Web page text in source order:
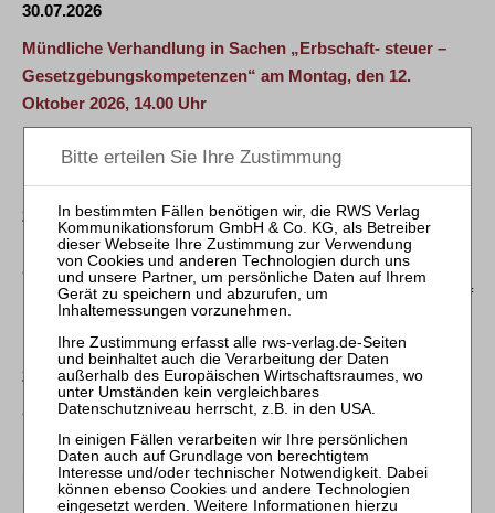
30.07.2026
Mündliche Verhandlung in Sachen „Erbschaft- steuer –
Gesetzgebungskompetenzen“ am Montag, den 12.
Oktober 2026, 14.00 Uhr
Pressemitteilung Nr. 48/2026 vom 30.07.2026 1 BvF 1/23 Der
Erste Senat des Bundesverfassungsgerichts …
29.07.2026
MILBANK BERÄT CAPITON BEIM VERKAUF DER
AEMTEC GROUP AN MICROSS
München, 28. Juli 2026. Milbank LLP hat Capiton beim Verkauf
ihres Portfoliounternehmens AEMtec …
28.07.2026
AWO BIELEFELD NUTZT EIGENVERWALTUNG ZUR
Betrieb aller Einrichtungen, Leistungen und Dienste wird
unverändert fortgeführt Bielefeld, 27. …